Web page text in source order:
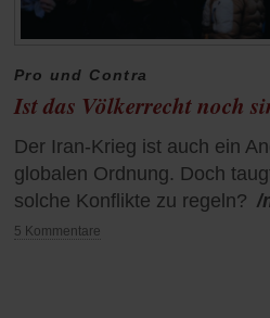
Pro und Contra
Ist das Völkerrecht noch
Der Iran-Krieg ist auch ein
globalen Ordnung. Doch
solche Konflikte zu regeln? /
5 Kommentare